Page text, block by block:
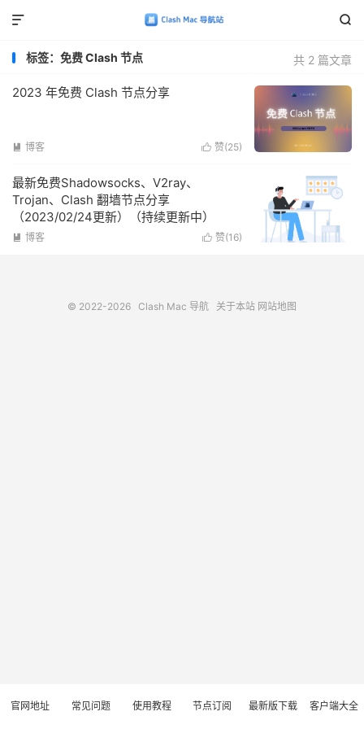


共 2 篇文章
标签：免费 Clash 节点
2023 年免费 Clash 节点分享
 赞(25)
 博客
最新免费Shadowsocks、V2ray、
Trojan、Clash 翻墙节点分享
（2023/02/24更新）（持续更新中）
 赞(16)
 博客
© 2022-2026 Clash Mac 导航 关于本站 网站地图
官网地址 常见问题 使用教程 节点订阅 最新版下载 客户端大全